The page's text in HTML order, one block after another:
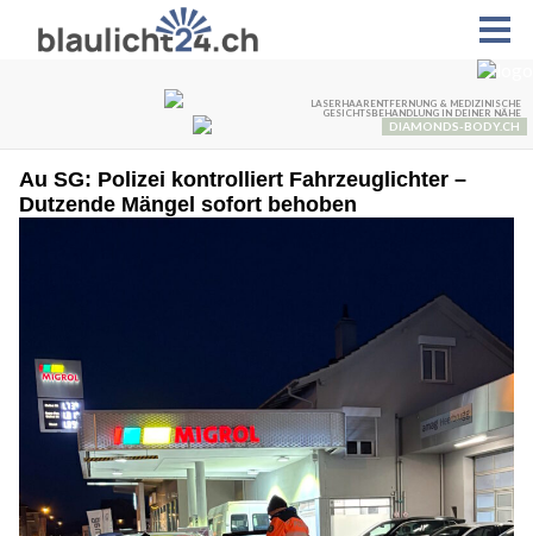
Au SG: Polizei kontrolliert Fahrzeuglichter –
Dutzende Mängel sofort behoben